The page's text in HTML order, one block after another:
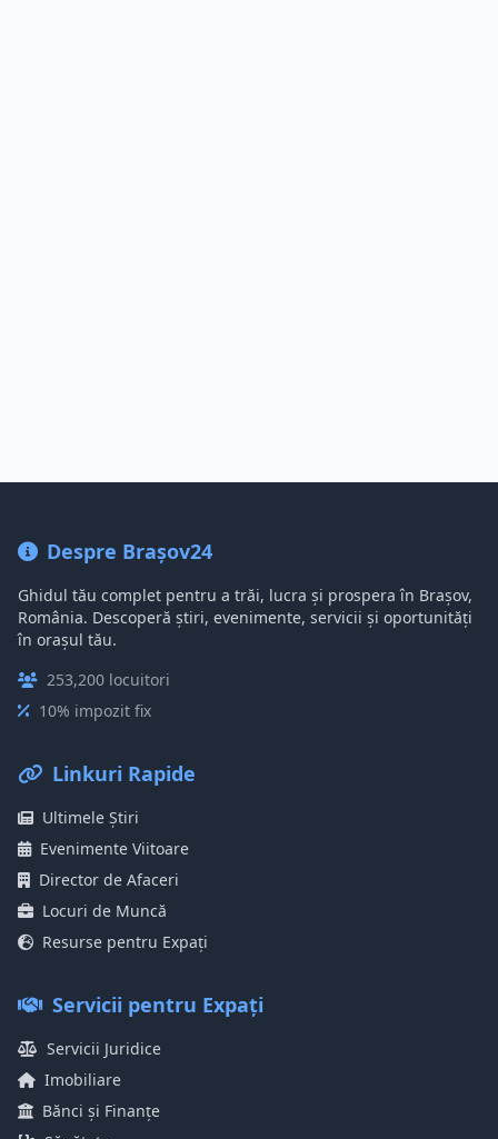
Despre Brașov24
Ghidul tău complet pentru a trăi, lucra și prospera în Brașov,
România. Descoperă știri, evenimente, servicii și oportunități
în orașul tău.
253,200 locuitori
10% impozit fix
Linkuri Rapide
Ultimele Știri
Evenimente Viitoare
Director de Afaceri
Locuri de Muncă
Resurse pentru Expați
Servicii pentru Expați
Servicii Juridice
Imobiliare
Bănci și Finanțe